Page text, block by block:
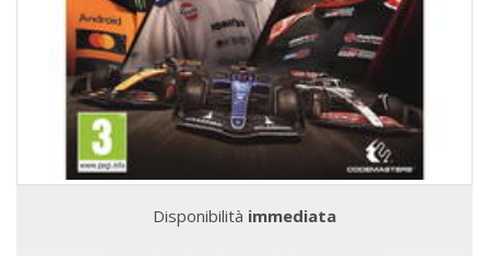
Disponibilità immediata